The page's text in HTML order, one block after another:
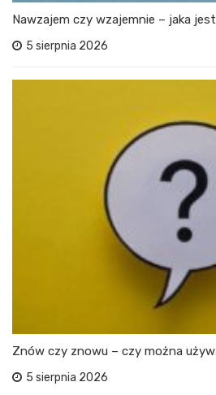
Nawzajem czy wzajemnie – jaka
5 sierpnia 2026
Znów czy znowu – czy można
5 sierpnia 2026